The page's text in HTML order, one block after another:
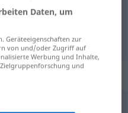
"Märchen"
Daten, um
Geräteeigenschaften zur
von und/oder Zugriff auf
Werbung und Inhalte,
und